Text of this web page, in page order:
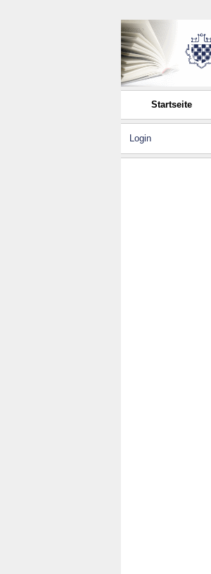
Startseite
Login